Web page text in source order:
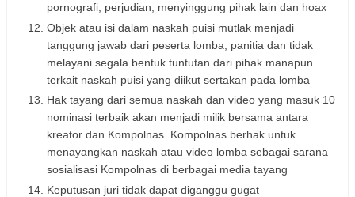
pornografi, perjudian, menyinggung pihak lain dan hoax
Objek atau isi dalam naskah puisi mutlak menjadi
tanggung jawab dari peserta lomba, panitia dan tidak
melayani segala bentuk tuntutan dari pihak manapun
terkait naskah puisi yang diikut sertakan pada lomba
Hak tayang dari semua naskah dan video yang masuk 10
nominasi terbaik akan menjadi milik bersama antara
kreator dan Kompolnas. Kompolnas berhak untuk
menayangkan naskah atau video lomba sebagai sarana
sosialisasi Kompolnas di berbagai media tayang
Keputusan juri tidak dapat diganggu gugat